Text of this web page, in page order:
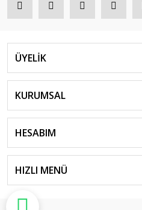
ÜYELİK
KURUMSAL
HESABIM
HIZLI MENÜ